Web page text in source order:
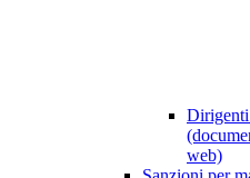
Dirigenti
web)